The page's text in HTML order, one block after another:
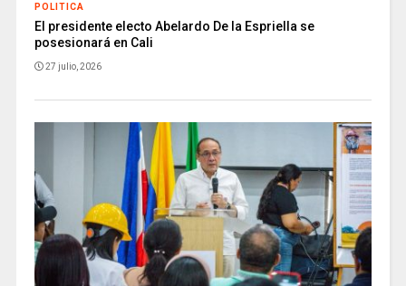
POLITICA
El presidente electo Abelardo De la Espriella se
posesionará en Cali
27 julio, 2026